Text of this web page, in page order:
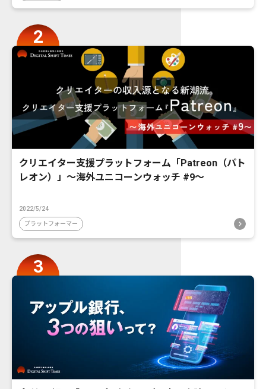
クリエイター支援プラットフォーム「Patreon（パト
レオン）」〜海外ユニコーンウォッチ #9〜
2022/5/24
プラットフォーマー